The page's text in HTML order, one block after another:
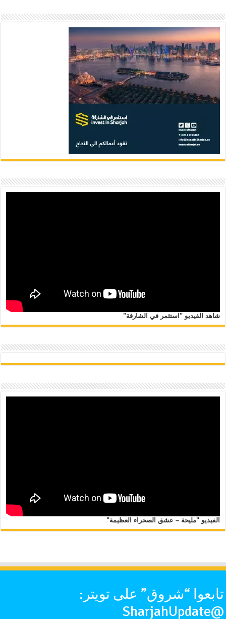
شاهد الفيديو "استثمر في الشارقة"
الفيديو "مليحة – عشق الصحراء العظيمة"
تابعوا “شروق” على تويتر:
@SharjahUpdate